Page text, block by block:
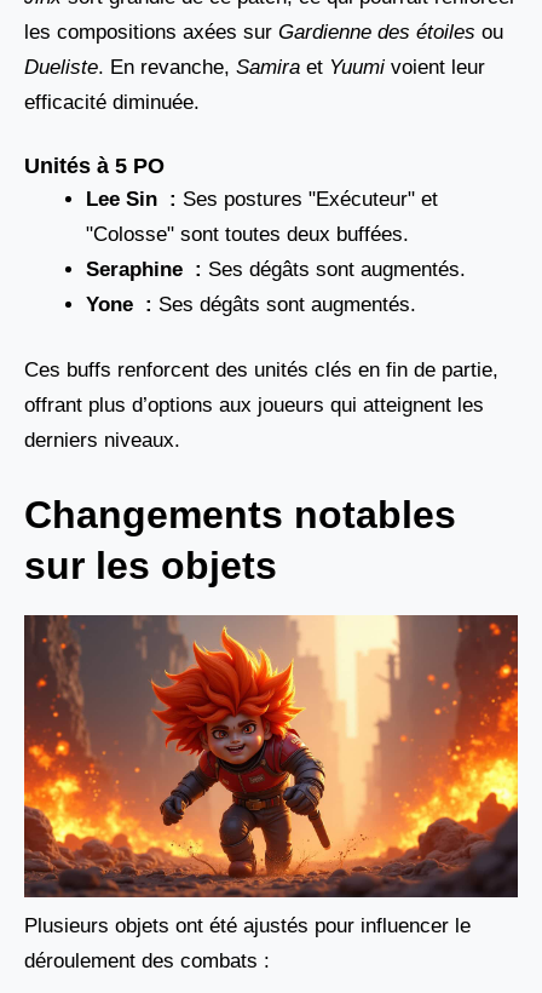
les compositions axées sur Gardienne des étoiles ou
Dueliste. En revanche, Samira et Yuumi voient leur
efficacité diminuée.
Unités à 5 PO
Lee Sin : Ses postures "Exécuteur" et
"Colosse" sont toutes deux buffées.
Seraphine : Ses dégâts sont augmentés.
Yone : Ses dégâts sont augmentés.
Ces buffs renforcent des unités clés en fin de partie,
offrant plus d’options aux joueurs qui atteignent les
derniers niveaux.
Changements notables
sur les objets
Plusieurs objets ont été ajustés pour influencer le
déroulement des combats :